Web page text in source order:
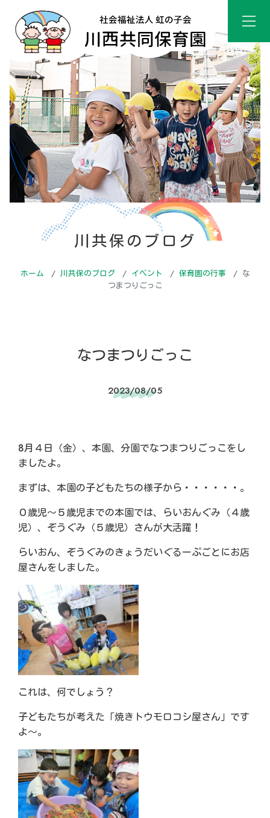
川共保のブログ
ホーム 川共保のブログ イベント 保育園の行事
な
つまつりごっこ
なつまつりごっこ
2023/08/05
8月４日（金）、本園、分園でなつまつりごっこをし
ましたよ。
まずは、本園の子どもたちの様子から・・・・・・。
０歳児～５歳児までの本園では、らいおんぐみ（４歳
児）、ぞうぐみ（５歳児）さんが大活躍！
らいおん、ぞうぐみのきょうだいぐるーぷごとにお店
屋さんをしました。
これは、何でしょう？
子どもたちが考えた「焼きトウモロコシ屋さん」です
よ～。